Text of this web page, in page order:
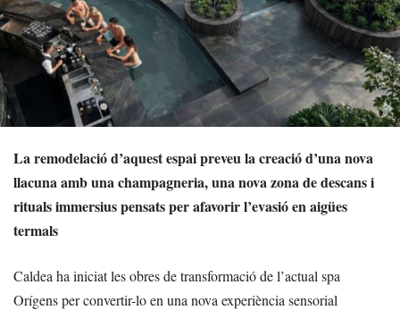
La remodelació d’aquest espai preveu la creació d’una nova
llacuna amb una champagneria, una nova zona de descans i
rituals immersius pensats per afavorir l’evasió en aigües
termals
Caldea ha iniciat les obres de transformació de l’actual spa
Orígens per convertir-lo en una nova experiència sensorial